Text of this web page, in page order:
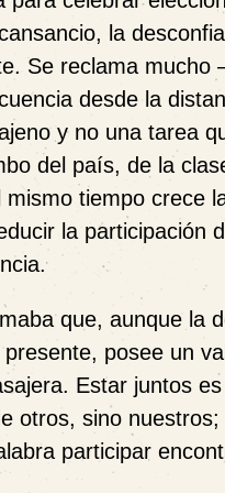
la
Se reclama
desde la
y no una tarea
del país, de la
tiempo crece
la participación
que, aunque la
posee un
Estar juntos
otros, sino
participar